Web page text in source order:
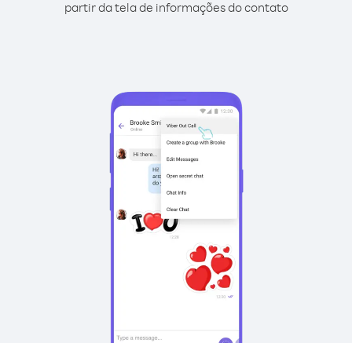
partir da tela de informações do contato